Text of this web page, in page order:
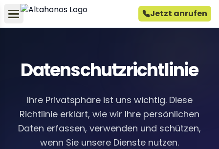
Jetzt anrufen
Datenschutzrichtlinie
Ihre Privatsphäre ist uns wichtig. Diese
Richtlinie erklärt, wie wir Ihre persönlichen
Daten erfassen, verwenden und schützen,
wenn Sie unsere Dienste nutzen.